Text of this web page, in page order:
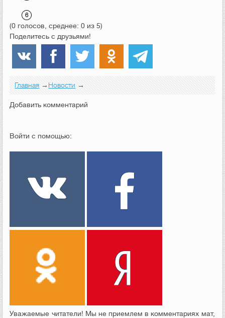
(0 голосов, среднее: 0 из 5)
Поделитесь с друзьями!
Главная →Новости →
Добавить комментарий
Войти с помощью:
Уважаемые читатели! Мы не приемлем в комментариях мат,